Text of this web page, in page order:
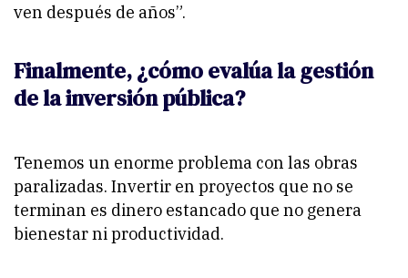
ven después de años”.
Finalmente, ¿cómo evalúa la gestión
de la inversión pública?
Tenemos un enorme problema con las obras
paralizadas. Invertir en proyectos que no se
terminan es dinero estancado que no genera
bienestar ni productividad.